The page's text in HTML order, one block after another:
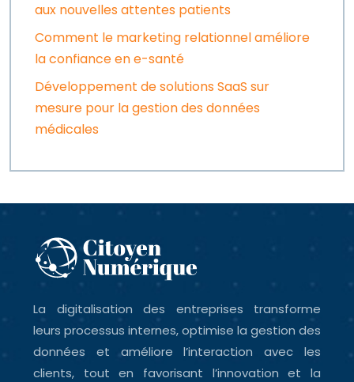
aux nouvelles attentes patients
Comment le marketing relationnel améliore
la confiance en e-santé
Développement de solutions SaaS sur
mesure pour la gestion des données
médicales
La digitalisation des entreprises transforme
leurs processus internes, optimise la gestion des
données et améliore l’interaction avec les
clients, tout en favorisant l’innovation et la